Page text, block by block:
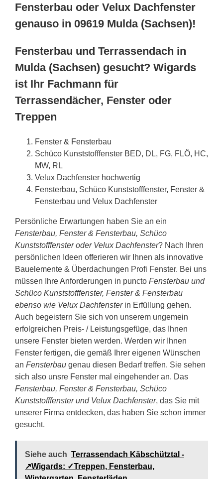
Fensterbau oder Velux Dachfenster
genauso in 09619 Mulda (Sachsen)!
Fensterbau und Terrassendach in
Mulda (Sachsen) gesucht? Wigards
ist Ihr Fachmann für
Terrassendächer, Fenster oder
Treppen
Fenster & Fensterbau
Schüco Kunststofffenster BED, DL, FG, FLÖ, HC,
MW, RL
Velux Dachfenster hochwertig
Fensterbau, Schüco Kunststofffenster, Fenster &
Fensterbau und Velux Dachfenster
Persönliche Erwartungen haben Sie an ein
Fensterbau, Fenster & Fensterbau, Schüco
Kunststofffenster oder Velux Dachfenster? Nach Ihren
persönlichen Ideen offerieren wir Ihnen als innovative
Bauelemente & Überdachungen Profi Fenster. Bei uns
müssen Ihre Anforderungen in puncto Fensterbau und
Schüco Kunststofffenster, Fenster & Fensterbau
ebenso wie Velux Dachfensterin Erfüllung gehen.
Auch begeistern Sie sich von unserem ungemein
erfolgreichen Preis- / Leistungsgefüge, das Ihnen
unsere Fenster bieten werden. Werden wir Ihnen
Fenster fertigen, die gemäß Ihrer eigenen Wünschen
an Fensterbau genau diesen Bedarf treffen. Sie sehen
sich also unsre Fenster mal eingehender an. Das
Fensterbau, Fenster & Fensterbau, Schüco
Kunststofffenster und Velux Dachfenster, das Sie mit
unserer Firma entdecken, das haben Sie schon immer
gesucht.
Siehe auch Terrassendach Käbschütztal -
↗️Wigards: ✓Treppen, Fensterbau,